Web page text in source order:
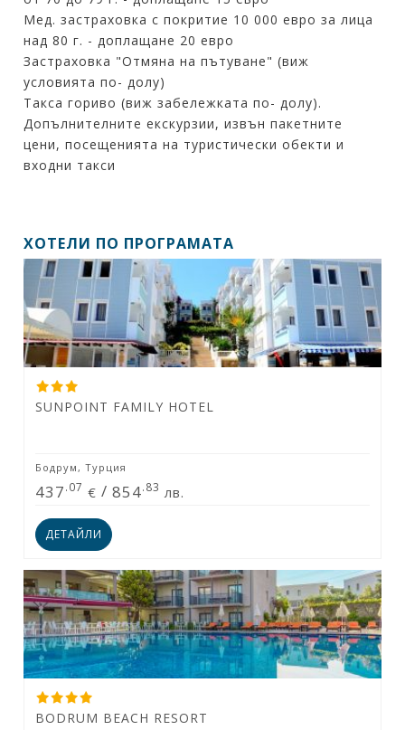
Мед. застраховка с покритие 10 000 евро за лица
над 80 г. - доплащане 20 евро
Застраховка "Отмяна на пътуване" (виж
условията по- долу)
Такса гориво (виж забележката по- долу).
Допълнителните екскурзии, извън пакетните
цени, посещенията на туристически обекти и
входни такси
ХОТЕЛИ ПО ПРОГРАМАТА
SUNPOINT FAMILY HOTEL
Бодрум, Турция
437.07 € /854.83 лв.
ДЕТАЙЛИ
BODRUM BEACH RESORT